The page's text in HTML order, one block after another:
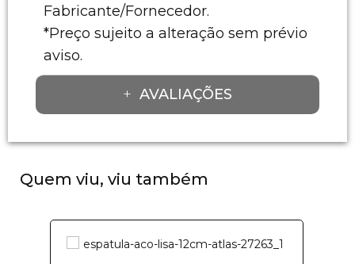
Fabricante/Fornecedor.
*Preço sujeito a alteração sem prévio
aviso.
AVALIAÇÕES
Quem viu, viu também